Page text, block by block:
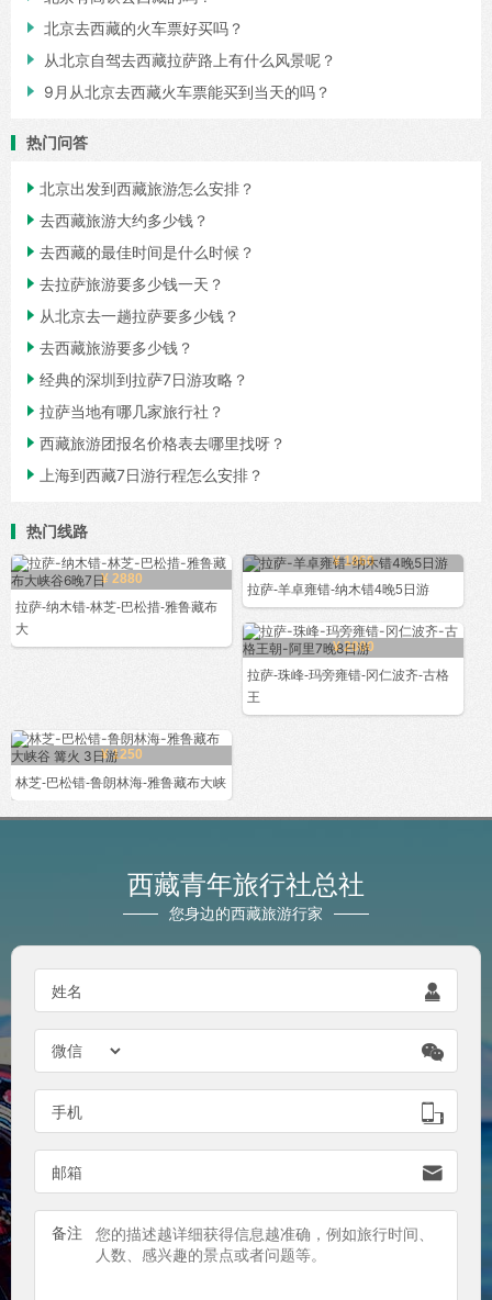
 北京去西藏的火车票好买吗？
 从北京自驾去西藏拉萨路上有什么风景呢？
 9月从北京去西藏火车票能买到当天的吗？
热门问答
 北京出发到西藏旅游怎么安排？
 去西藏旅游大约多少钱？
 去西藏的最佳时间是什么时候？
 去拉萨旅游要多少钱一天？
 从北京去一趟拉萨要多少钱？
 去西藏旅游要多少钱？
 经典的深圳到拉萨7日游攻略？
 拉萨当地有哪几家旅行社？
 西藏旅游团报名价格表去哪里找呀？
 上海到西藏7日游行程怎么安排？
热门线路
¥ 2880
拉萨-纳木错-林芝-巴松措-雅鲁藏布
大
¥ 1860
拉萨-羊卓雍错-纳木错4晚5日游
¥ 2000
拉萨-珠峰-玛旁雍错-冈仁波齐-古格
王
¥ 1250
林芝-巴松错-鲁朗林海-雅鲁藏布大峡
西藏青年旅行社总社
您身边的西藏旅游行家
姓名 

手机 
邮箱 
备注